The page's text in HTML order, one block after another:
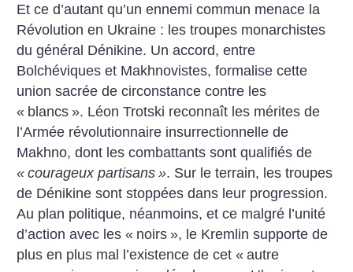
Et ce d’autant qu’un ennemi commun menace la
Révolution en Ukraine : les troupes monarchistes
du général Dénikine. Un accord, entre
Bolchéviques et Makhnovistes, formalise cette
union sacrée de circonstance contre les
« blancs ». Léon Trotski reconnaît les mérites de
l’Armée révolutionnaire insurrectionnelle de
Makhno, dont les combattants sont qualifiés de
« courageux partisans ». Sur le terrain, les troupes
de Dénikine sont stoppées dans leur progression.
Au plan politique, néanmoins, et ce malgré l’unité
d’action avec les « noirs », le Kremlin supporte de
plus en plus mal l’existence de cet « autre